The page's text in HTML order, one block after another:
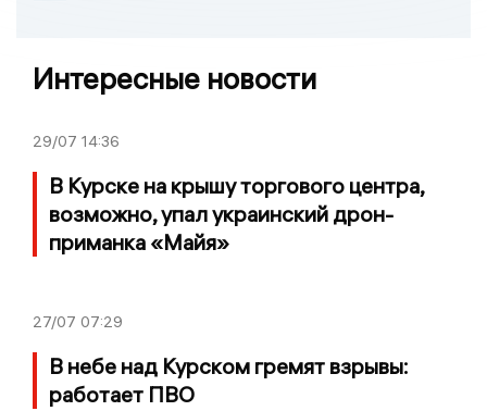
Интересные новости
29/07 14:36
В Курске на крышу торгового центра,
возможно, упал украинский дрон-
приманка «Майя»
27/07 07:29
В небе над Курском гремят взрывы:
работает ПВО